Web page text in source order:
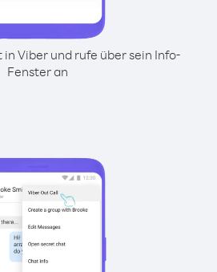
Viber und rufe über sein Info-
Fenster an